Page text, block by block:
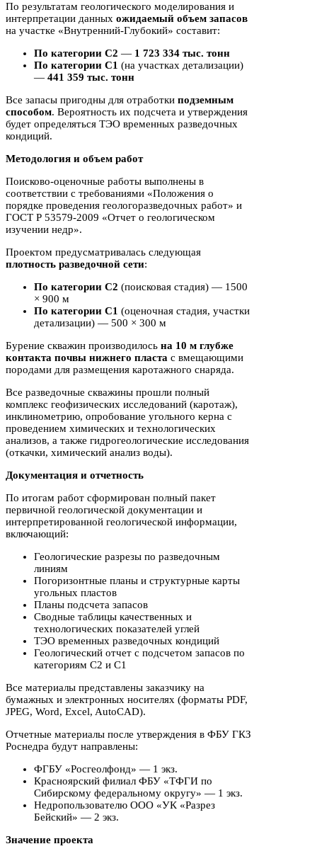
По результатам геологического моделирования и
интерпретации данных ожидаемый объем запасов
на участке «Внутренний-Глубокий» составит:
По категории С2 — 1 723 334 тыс. тонн
По категории С1 (на участках детализации)
— 441 359 тыс. тонн
Все запасы пригодны для отработки подземным
способом. Вероятность их подсчета и утверждения
будет определяться ТЭО временных разведочных
кондиций.
Методология и объем работ
Поисково-оценочные работы выполнены в
соответствии с требованиями «Положения о
порядке проведения геологоразведочных работ» и
ГОСТ Р 53579-2009 «Отчет о геологическом
изучении недр».
Проектом предусматривалась следующая
плотность разведочной сети:
По категории С2 (поисковая стадия) — 1500
× 900 м
По категории С1 (оценочная стадия, участки
детализации) — 500 × 300 м
Бурение скважин производилось на 10 м глубже
контакта почвы нижнего пласта с вмещающими
породами для размещения каротажного снаряда.
Все разведочные скважины прошли полный
комплекс геофизических исследований (каротаж),
инклинометрию, опробование угольного керна с
проведением химических и технологических
анализов, а также гидрогеологические исследования
(откачки, химический анализ воды).
Документация и отчетность
По итогам работ сформирован полный пакет
первичной геологической документации и
интерпретированной геологической информации,
включающий:
Геологические разрезы по разведочным
линиям
Погоризонтные планы и структурные карты
угольных пластов
Планы подсчета запасов
Сводные таблицы качественных и
технологических показателей углей
ТЭО временных разведочных кондиций
Геологический отчет с подсчетом запасов по
категориям С2 и С1
Все материалы представлены заказчику на
бумажных и электронных носителях (форматы PDF,
JPEG, Word, Excel, AutoCAD).
Отчетные материалы после утверждения в ФБУ ГКЗ
Роснедра будут направлены:
ФГБУ «Росгеолфонд» — 1 экз.
Красноярский филиал ФБУ «ТФГИ по
Сибирскому федеральному округу» — 1 экз.
Недропользователю ООО «УК «Разрез
Бейский» — 2 экз.
Значение проекта